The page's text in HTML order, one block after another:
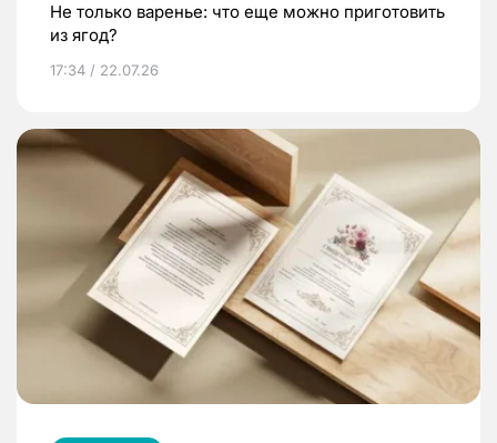
Не только варенье: что еще можно приготовить
из ягод?
17:34 / 22.07.26